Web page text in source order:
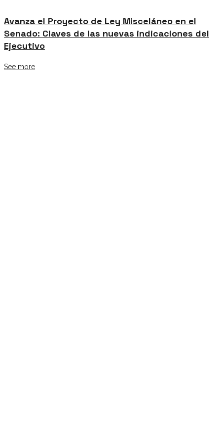
Avanza el Proyecto de Ley Misceláneo en el
Senado: Claves de las nuevas indicaciones del
Ejecutivo
See more